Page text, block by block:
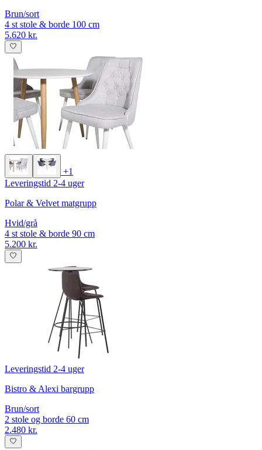
Brun/sort
4 st stole & borde 100 cm
5.620 kr.
+1
Leveringstid 2-4 uger
Polar & Velvet matgrupp
Hvid/grå
4 st stole & borde 90 cm
5.200 kr.
Leveringstid 2-4 uger
Bistro & Alexi bargrupp
Brun/sort
2 stole og borde 60 cm
2.480 kr.